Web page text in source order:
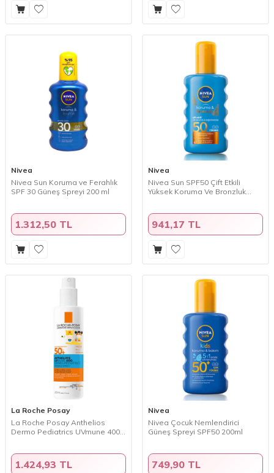
Nivea
Nivea Sun Koruma ve Ferahlık
SPF 30 Güneş Spreyi 200 ml
1.312,50 TL
Nivea
Nivea Sun SPF50 Çift Etkili
Yüksek Koruma Ve Bronzluk
941,17 TL
La Roche Posay
La Roche Posay Anthelios
Dermo Pediatrics UVmune 400
1.424,93 TL
Nivea
Nivea Çocuk Nemlendirici
Güneş Spreyi SPF50 200ml
749,90 TL